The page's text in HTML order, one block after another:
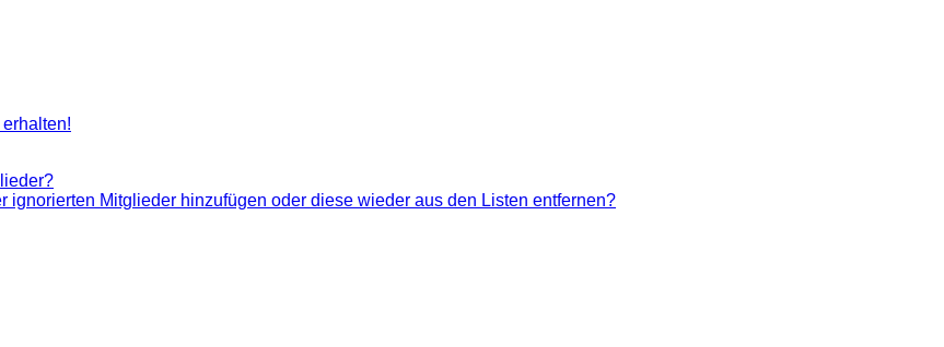
Mitglieder hinzufügen oder diese wieder aus den Listen entfernen?